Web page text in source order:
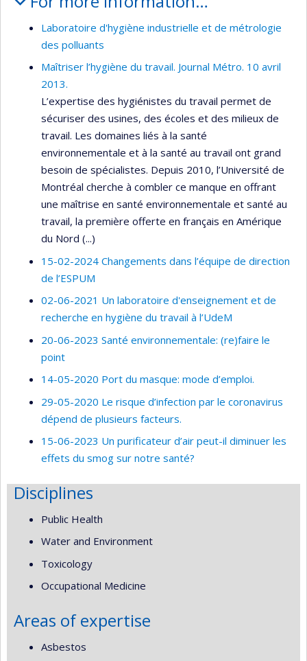
Laboratoire d'hygiène industrielle et de métrologie
des polluants
Maîtriser l’hygiène du travail. Journal Métro. 10 avril
2013.
L’expertise des hygiénistes du travail permet de
sécuriser des usines, des écoles et des milieux de
travail. Les domaines liés à la santé
environnementale et à la santé au travail ont grand
besoin de spécialistes. Depuis 2010, l’Université de
Montréal cherche à combler ce manque en offrant
une maîtrise en santé environnementale et santé au
travail, la première offerte en français en Amérique
du Nord (...)
15-02-2024 Changements dans l’équipe de direction
de l’ESPUM
02-06-2021 Un laboratoire d'enseignement et de
recherche en hygiène du travail à l’UdeM
20-06-2023 Santé environnementale: (re)faire le
point
14-05-2020 Port du masque: mode d’emploi.
29-05-2020 Le risque d’infection par le coronavirus
dépend de plusieurs facteurs.
15-06-2023 Un purificateur d’air peut-il diminuer les
effets du smog sur notre santé?
Disciplines
Public Health
Water and Environment
Toxicology
Occupational Medicine
Areas of expertise
Asbestos